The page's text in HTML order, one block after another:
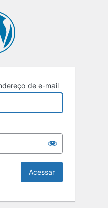
de e-mail